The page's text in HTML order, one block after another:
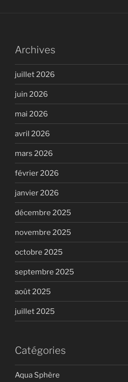
Archives
juillet 2026
juin 2026
mai 2026
avril 2026
mars 2026
février 2026
janvier 2026
décembre 2025
novembre 2025
octobre 2025
septembre 2025
août 2025
juillet 2025
Catégories
Aqua Sphère